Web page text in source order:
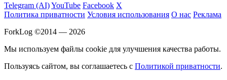
Telegram (AI)YouTube Facebook X
Политика приватности Условия использования О нас Реклама
ForkLog ©2014 — 2026
Мы используем файлы cookie для улучшения качества работы.
Пользуясь сайтом, вы соглашаетесь с Политикой приватности.